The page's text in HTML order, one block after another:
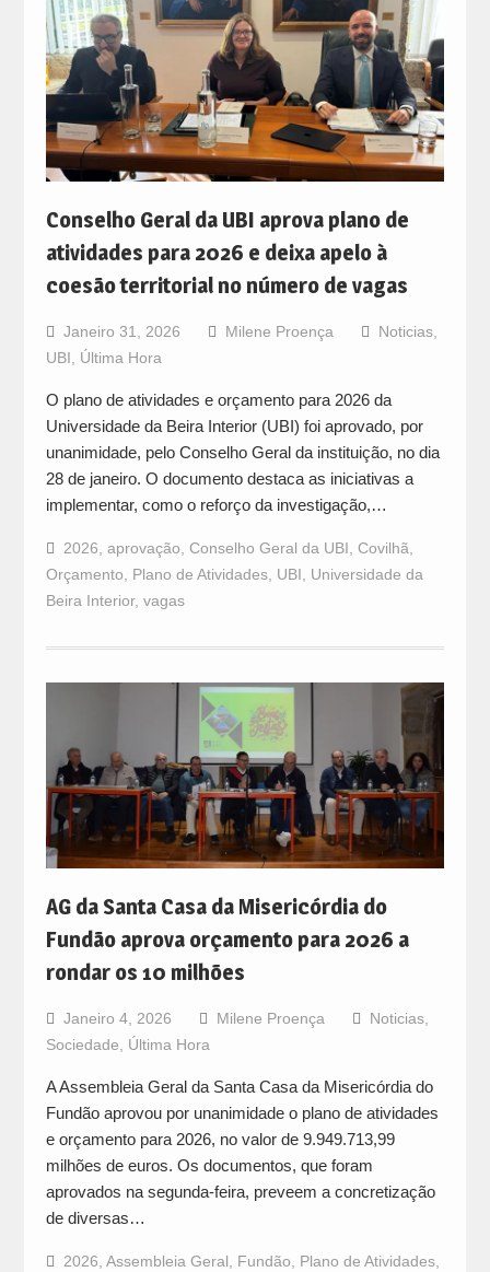
Conselho Geral da UBI aprova plano de
atividades para 2026 e deixa apelo à
coesão territorial no número de vagas
Janeiro 31, 2026 Milene Proença Noticias,
UBI
Última Hora
O plano de atividades e orçamento para 2026 da
Universidade da Beira Interior (UBI) foi aprovado, por
unanimidade, pelo Conselho Geral da instituição, no dia
28 de janeiro. O documento destaca as iniciativas a
implementar, como o reforço da investigação,…
2026 aprovação Conselho Geral da UBI Covilhã
Orçamento
Plano de Atividades, UBI
Universidade da
Beira Interior, vagas
AG da Santa Casa da Misericórdia do
Fundão aprova orçamento para 2026 a
rondar os 10 milhões
Janeiro 4, 2026 Milene Proença Noticias,
Sociedade, Última Hora
A Assembleia Geral da Santa Casa da Misericórdia do
Fundão aprovou por unanimidade o plano de atividades
e orçamento para 2026, no valor de 9.949.713,99
milhões de euros. Os documentos, que foram
aprovados na segunda-feira, preveem a concretização
de diversas…
2026, Assembleia Geral, Fundão, Plano de Atividades,